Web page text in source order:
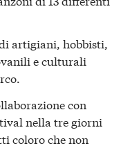
artigiani, hobbisti,
e culturali
con
nella tre giorni
coloro che non